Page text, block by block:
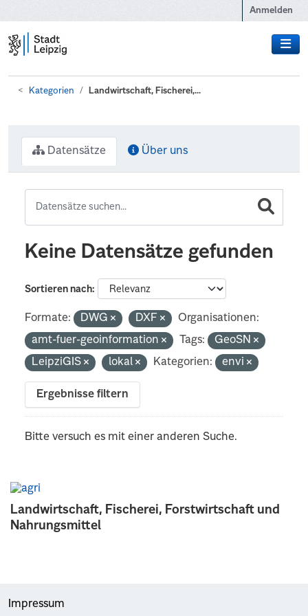
Anmelden
Kategorien Landwirtschaft, Fischerei,...
Landwirtschaft, Fischerei, Forstwirtschaft und
Nahrungsmittel
Datensätze Über uns
Keine Datensätze gefunden
Sortieren nach
Formate: DWG DXF
Organisationen:
amt-fuer-geoinformation
Tags:
GeoSN
LeipziGIS
lokal Kategorien: envi
Ergebnisse filtern
Bitte versuch es mit einer anderen Suche.
Impressum